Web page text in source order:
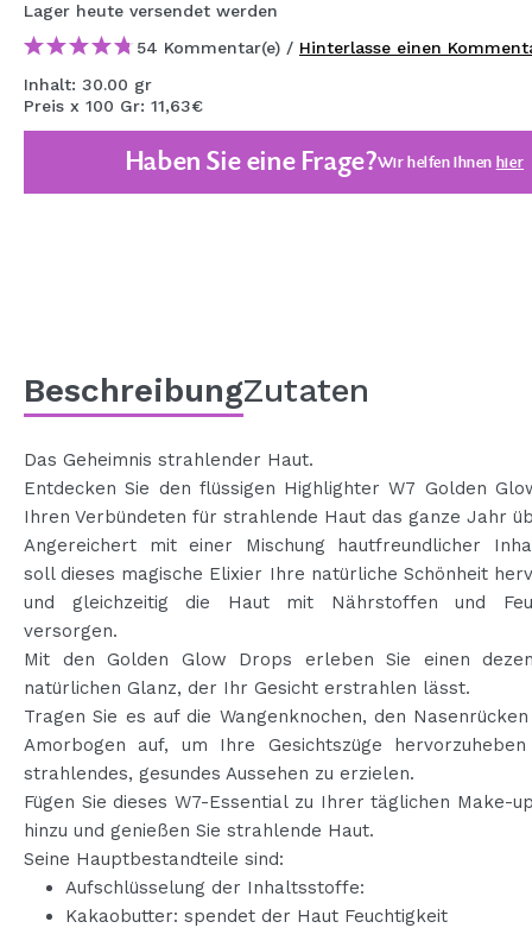
MAQUIFARMA
KOREA ZONE
TRAVEL SIZE
NATURE
BALD VERFÜGBAR
Lager heute versendet werden
54 Kommentar(e) / Hinterlasse einen
Inhalt: 30.00 gr
Preis x 100 Gr: 11,63€
Haben Sie eine Frage?Wir helfen Ihnen hier
BeschreibungZutaten
Das Geheimnis strahlender Haut.
Entdecken Sie den flüssigen Highlighter W7 Golden
Ihren Verbündeten für strahlende Haut das ganze Jahr
Angereichert mit einer Mischung hautfreundlicher
soll dieses magische Elixier Ihre natürliche Schönheit
und gleichzeitig die Haut mit Nährstoffen und
versorgen.
Mit den Golden Glow Drops erleben Sie einen
natürlichen Glanz, der Ihr Gesicht erstrahlen lässt.
Tragen Sie es auf die Wangenknochen, den
Amorbogen auf, um Ihre Gesichtszüge
strahlendes, gesundes Aussehen zu erzielen.
Fügen Sie dieses W7-Essential zu Ihrer täglichen Make-
hinzu und genießen Sie strahlende Haut.
Seine Hauptbestandteile sind:
Aufschlüsselung der Inhaltsstoffe:
Kakaobutter: spendet der Haut Feuchtigkeit